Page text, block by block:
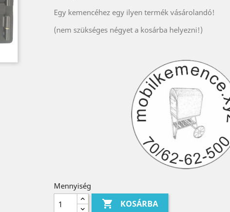
Egy kemencéhez egy ilyen termék vásárolandó!
(nem szükséges négyet a kosárba helyezni!)
Mennyiség
 KOSÁRBA